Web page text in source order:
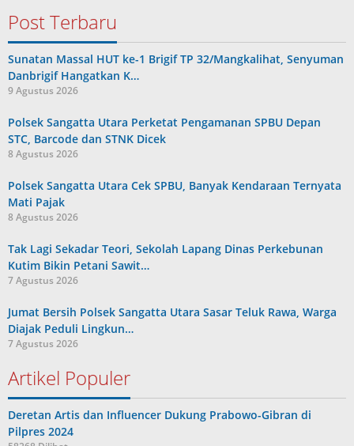
Post Terbaru
Sunatan Massal HUT ke-1 Brigif TP 32/Mangkalihat, Senyuman
Danbrigif Hangatkan K…
9 Agustus 2026
Polsek Sangatta Utara Perketat Pengamanan SPBU Depan
STC, Barcode dan STNK Dicek
8 Agustus 2026
Polsek Sangatta Utara Cek SPBU, Banyak Kendaraan Ternyata
Mati Pajak
8 Agustus 2026
Tak Lagi Sekadar Teori, Sekolah Lapang Dinas Perkebunan
Kutim Bikin Petani Sawit…
7 Agustus 2026
Jumat Bersih Polsek Sangatta Utara Sasar Teluk Rawa, Warga
Diajak Peduli Lingkun…
7 Agustus 2026
Artikel Populer
Deretan Artis dan Influencer Dukung Prabowo-Gibran di
Pilpres 2024